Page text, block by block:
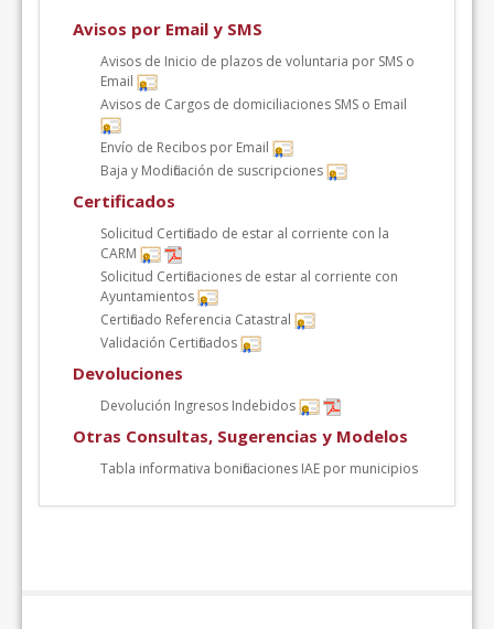
Avisos por Email y SMS
Avisos de Inicio de plazos de voluntaria por SMS o
Email
Avisos de Cargos de domiciliaciones SMS o Email
Envío de Recibos por Email
Baja y Modificación de suscripciones
Certificados
Solicitud Certificado de estar al corriente con la
CARM
Solicitud Certificaciones de estar al corriente con
Ayuntamientos
Certificado Referencia Catastral
Validación Certificados
Devoluciones
Devolución Ingresos Indebidos
Otras Consultas, Sugerencias y Modelos
Tabla informativa bonificaciones IAE por municipios